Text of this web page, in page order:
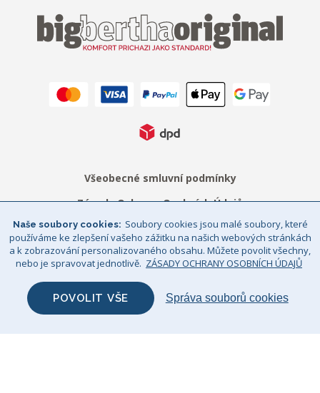
Všeobecné smluvní podmínky
Zásady Ochrany Osobních Údajů
Právní upozornění
Sitemap
© Big Bertha Original 2026
GHS Retail Ltd / Registrace k DPH: CZ 685352911
Naše soubory cookies
Soubory cookies jsou malé soubory, které
používáme ke zlepšení vašeho zážitku na našich webových stránkách
a k zobrazování personalizovaného obsahu. Můžete povolit všechny,
nebo je spravovat jednotlivě. ZÁSADY OCHRANY OSOBNÍCH ÚDAJŮ
POVOLIT VŠE Správa souborů cookies